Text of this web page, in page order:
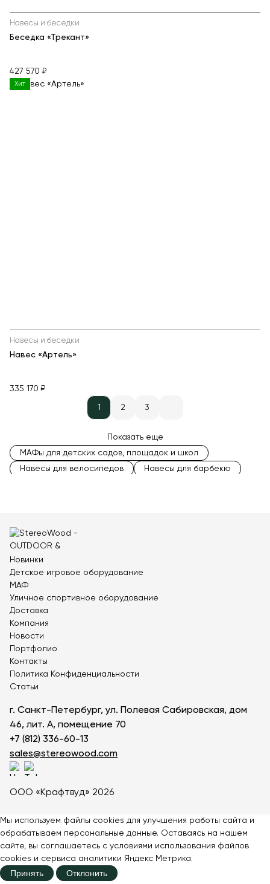
Навесы и беседки
Беседка «Трекант»
427 570 ₽
Хит
Навесы и беседки
Навес «Артель»
335 170 ₽
1 2 3
Показать еще
МАФы для детских садов, площадок и школ
Навесы для велосипедов
Навесы для барбекю
Деревянные беседки
Полукруглые навесы
Навесы от дождя
Теневые навесы
Навесы от солнца
Навесы для мангалов
Навесы из металлопрофиля
Деревянные навесы
Односкатные навесы
Парковые качели на цепях
Парковые качели из бруса
Деревянные парковые качели
Парковые качели для взрослых
Парковые качели с навесом
Большие перголы
Перголы от солнца
Парковые перголы
Деревянные перголы
Новинки
Детское игровое оборудование
МАФ
Уличное спортивное оборудование
Доставка
Компания
Новости
Портфолио
Контакты
Политика Конфиденциальности
Статьи
г. Санкт-Петербург, ул. Полевая Сабировская, дом
46, лит. А, помещение 70
+7 (812) 336-60-13
sales@stereowood.com
ООО «Крафтвуд» 2026
Мы используем файлы cookies для улучшения работы сайта и
обрабатываем персональные данные. Оставаясь на нашем
сайте, вы соглашаетесь с условиями использования файлов
cookies и сервиса аналитики Яндекс Метрика.
Принять Отклонить